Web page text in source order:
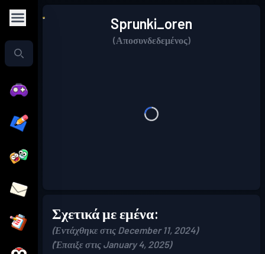
Sprunki_oren
(Αποσυνδεδεμένος)
Σχετικά με εμένα:
(Εντάχθηκε στις December 11, 2024)
(Έπαιξε στις January 4, 2025)